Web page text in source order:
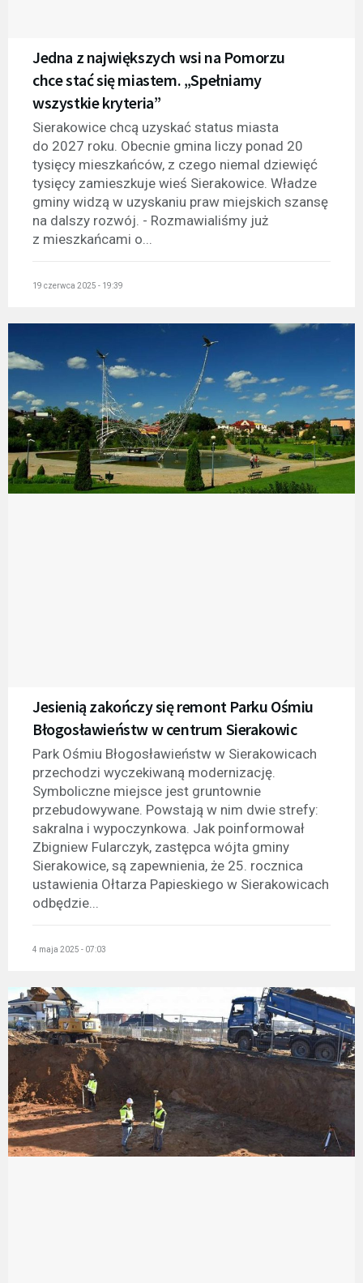
Jedna z największych wsi na Pomorzu
chce stać się miastem. „Spełniamy
wszystkie kryteria”
Sierakowice chcą uzyskać status miasta
do 2027 roku. Obecnie gmina liczy ponad 20
tysięcy mieszkańców, z czego niemal dziewięć
tysięcy zamieszkuje wieś Sierakowice. Władze
gminy widzą w uzyskaniu praw miejskich szansę
na dalszy rozwój. - Rozmawialiśmy już
z mieszkańcami o...
19 czerwca 2025 - 19:39
Jesienią zakończy się remont Parku Ośmiu
Błogosławieństw w centrum Sierakowic
Park Ośmiu Błogosławieństw w Sierakowicach
przechodzi wyczekiwaną modernizację.
Symboliczne miejsce jest gruntownie
przebudowywane. Powstają w nim dwie strefy:
sakralna i wypoczynkowa. Jak poinformował
Zbigniew Fularczyk, zastępca wójta gminy
Sierakowice, są zapewnienia, że 25. rocznica
ustawienia Ołtarza Papieskiego w Sierakowicach
odbędzie...
4 maja 2025 - 07:03